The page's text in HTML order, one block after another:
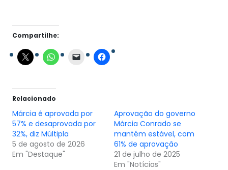
Compartilhe:
Relacionado
Márcia é aprovada por
57% e desaprovada por
32%, diz Múltipla
5 de agosto de 2026
Em "Destaque"
Aprovação do governo
Márcia Conrado se
mantém estável, com
61% de aprovação
21 de julho de 2025
Em "Notícias"